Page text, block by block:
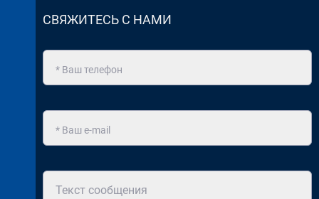
СВЯЖИТЕСЬ С НАМИ